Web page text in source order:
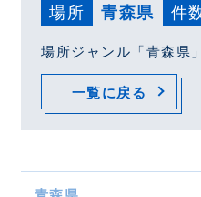
場所 青森県 件
場所ジャンル「青森県
一覧に戻る